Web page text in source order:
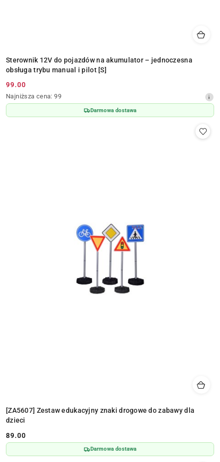
Sterownik 12V do pojazdów na akumulator – jednoczesna
obsługa trybu manual i pilot [S]
Cena
promocyjna:
99.00
Najniższa
cena
z
Najniższa cena: 99
Darmowa dostawa
[ZA5607] Zestaw edukacyjny znaki drogowe do zabawy dla
dzieci
Cena:
89.00
Darmowa dostawa